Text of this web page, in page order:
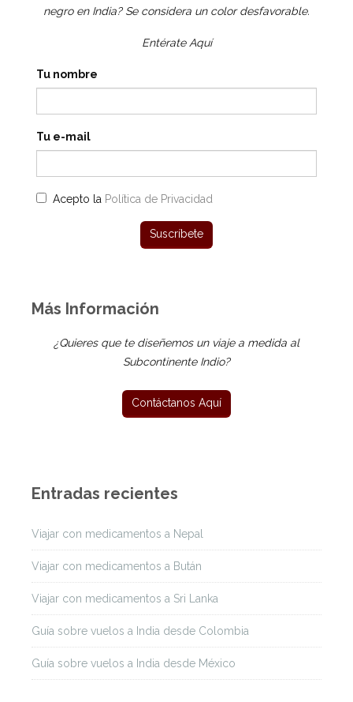
negro en India? Se considera un color desfavorable.
Entérate Aquí
Tu nombre
Tu e-mail
Acepto la Política de Privacidad
Más Información
¿Quieres que te diseñemos un viaje a medida al
Subcontinente Indio?
Entradas recientes
Viajar con medicamentos a Nepal
Viajar con medicamentos a Bután
Viajar con medicamentos a Sri Lanka
Guía sobre vuelos a India desde Colombia
Guía sobre vuelos a India desde México